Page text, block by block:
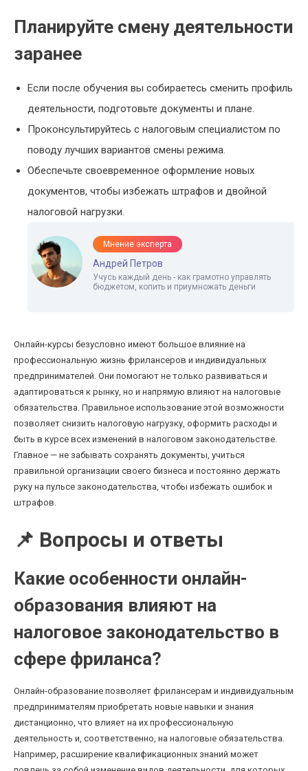
Планируйте смену деятельности
заранее
Если после обучения вы собираетесь сменить профиль
деятельности, подготовьте документы и плане.
Проконсультируйтесь с налоговым специалистом по
поводу лучших вариантов смены режима.
Обеспечьте своевременное оформление новых
документов, чтобы избежать штрафов и двойной
налоговой нагрузки.
Мнение эксперта
Андрей Петров
Учусь каждый день - как грамотно управлять
бюджетом, копить и приумножать деньги
Онлайн-курсы безусловно имеют большое влияние на
профессиональную жизнь фрилансеров и индивидуальных
предпринимателей. Они помогают не только развиваться и
адаптироваться к рынку, но и напрямую влияют на налоговые
обязательства. Правильное использование этой возможности
позволяет снизить налоговую нагрузку, оформить расходы и
быть в курсе всех изменений в налоговом законодательстве.
Главное — не забывать сохранять документы, учиться
правильной организации своего бизнеса и постоянно держать
руку на пульсе законодательства, чтобы избежать ошибок и
штрафов.
📌 Вопросы и ответы
Какие особенности онлайн-
образования влияют на
налоговое законодательство в
сфере фриланса?
Онлайн-образование позволяет фрилансерам и индивидуальным
предпринимателям приобретать новые навыки и знания
дистанционно, что влияет на их профессиональную
деятельность и, соответственно, на налоговые обязательства.
Например, расширение квалификационных знаний может